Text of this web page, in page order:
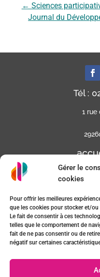
Gérer le
cookies
Pour offrir les meilleures
que les cookies pour stocker et/
Le fait de consentir à ces
telles que le comportement de
fait de ne pas consentir ou de
négatif sur certaines
← Sciences
Journal du
Tél :
1 rue